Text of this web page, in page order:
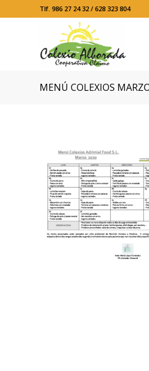
Tlf. 986 27 24 32 / 628 323 804
MENÚ COLEXIOS